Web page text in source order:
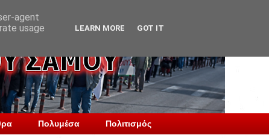
Πολυμέσα Πολιτισμός
agent
usage
LEARN MORE GOT IT